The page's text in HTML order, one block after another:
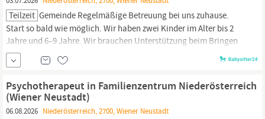
Teilzeit Gemeinde Regelmäßige Betreuung bei uns zuhause.
Start so bald wie möglich. Wir haben zwei Kinder im Alter bis 2
Jahre und 6–9 Jahre. Wir brauchen Unterstützung beim Bringen
und Abholen, beim Kochen und bei leichten Hausarbeiten. Auch
Hilfe bei den Hausaufgaben gehört dazu. Die genauen Zeiten und
Psychotherapeut in Familienzentrum Niederösterreich
(Wiener Neustadt)
06.08.2026 Niederösterreich, 2700, Wiener Neustadt